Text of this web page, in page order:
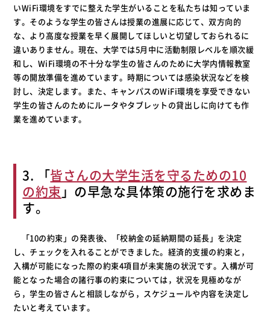
いWiFi環境をすでに整えた学生がいることを私たちは知っていま
す。そのような学生の皆さんは授業の進展に応じて、双方向的
な、より高度な授業を早く展開してほしいと切望しておられるに
違いありません。現在、大学では5月中に活動制限レベルを順次緩
和し、WiFi環境の不十分な学生の皆さんのために大学内情報教室
等の開放準備を進めています。時期については感染状況などを検
討し、決定します。また、キャンパスのWiFi環境を享受できない
学生の皆さんのためにルータやタブレットの貸出しに向けても作
業を進めています。
3. 「皆さんの大学生活を守るための10
の約束 」の早急な具体策の施行を求めま
す。
「10の約束」の発表後、「校納金の延納期間の延長」を決定
し、チェックを入れることができました。経済的支援の約束と，
入構が可能になった際の約束4項目が未実施の状況です。入構が可
能となった場合の諸行事の約束については，状況を見極めなが
ら，学生の皆さんと相談しながら，スケジュールや内容を決定し
たいと考えています。